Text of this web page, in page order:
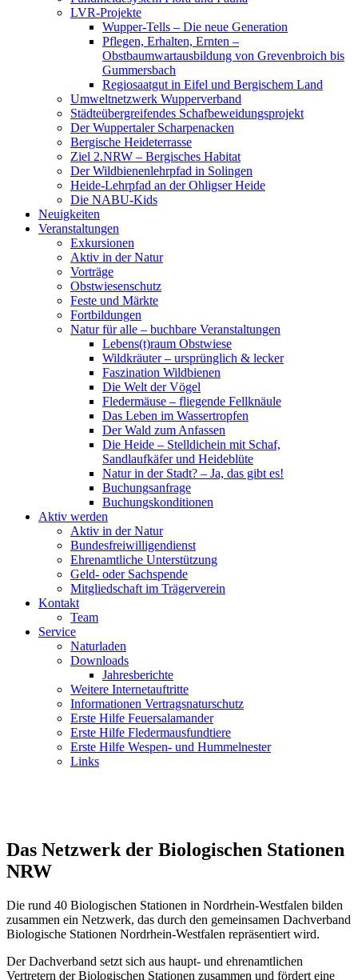
LVR-Projekte
Wupper-Tells – Die neue Generation
Pflegen, Erhalten, Ernten –
Obstbaumwartausbildung von Grevenbroich bis
Gummersbach
Regiosaatgut in Eifel und Bergischem Land
Umweltnetzwerk Wupperverband
Städteübergreifendes Schafbeweidungsprojekt
Der Wuppertaler Scharpenacken
Bergische Heideterrasse
Ziel 2.NRW – Bergisches Habitat
Der Wildbienenlehrpfad in Solingen
Heide-Lehrpfad an der Ohligser Heide
Die NABU-Kids
Neuigkeiten
Veranstaltungen
Exkursionen
Aktiv in der Natur
Vorträge
Obstwiesenschutz
Feste und Märkte
Fortbildungen
Natur für alle – buchbare Veranstaltungen
Lebens(t)raum Obstwiese
Wildkräuter – ursprünglich & lecker
Faszination Wildbienen
Die Welt der Vögel
Fledermäuse – fliegende Fellknäule
Das Leben im Wassertropfen
Der Wald zum Anfassen
Die Heide – Stelldichein mit Schaf,
Sandlaufkäfer und Heideblüte
Natur in der Stadt? – Ja, das gibt es!
Buchungsanfrage
Buchungskonditionen
Aktiv werden
Aktiv in der Natur
Bundesfreiwilligendienst
Ehrenamtliche Unterstützung
Geld- oder Sachspende
Mitgliedschaft im Trägerverein
Kontakt
Team
Service
Naturladen
Downloads
Jahresberichte
Weitere Internetauftritte
Informationen Vertragsnaturschutz
Erste Hilfe Feuersalamander
Erste Hilfe Fledermausfundtiere
Erste Hilfe Wespen- und Hummelnester
Links
Das Netzwerk der Biologischen Stationen
NRW
Die rund 40 Biologischen Stationen in Nordrhein-Westfalen bilden
zusammen ein Netzwerk, das durch den gemeinsamen Dachverband
Biologische Stationen Nordrhein-Westfalen repräsentiert wird.
Der Dachverband setzt sich aus haupt- und ehrenamtlichen
Vertretern der Biologischen Stationen zusammen und fördert eine